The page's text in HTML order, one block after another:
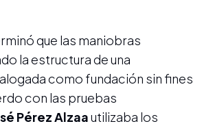
que las maniobras
la estructura de una
como fundación sin fines
con las pruebas
Pérez Alzaautilizaba los